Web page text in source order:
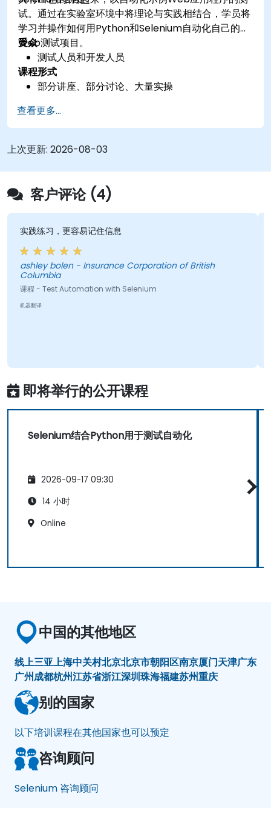
试。通过在实验室环境中将理论与实践相结合，学员将
学习并操作如何用Python和Selenium自动化自己的
Web测试项目。
受众
测试人员和开发人员
课程形式
部分讲座、部分讨论、大量实操
查看更多...
上次更新: 2026-08-03
客户评论 (4)
实践练习，更容易记住信息
ashley bolen - Insurance Corporation of British
Columbia
课程 - Test Automation with Selenium
机器翻译
即将举行的公开课程
Selenium结合Python用于测试自动化
2026-09-17 09:30
14 小时
Online
中国的其他地区
线上三亚上海中关村北京北京市朝阳区南京厦门天津广东
广州成都杭州江苏省浙江深圳珠海福建苏州重庆
别的国家
以下培训课程在其他国家也可以预定
咨询顾问
Selenium 咨询顾问